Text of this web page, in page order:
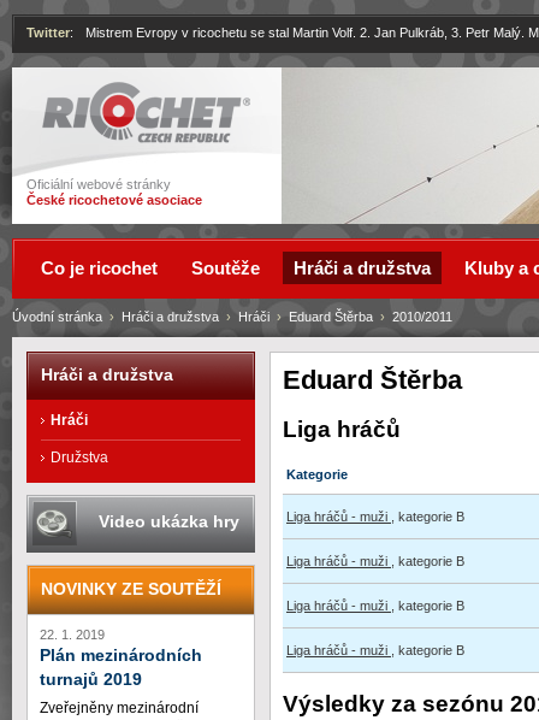
Ricochet
Oficiální webové stránky
České ricochetové asociace
Twitter: Mistrem Evropy v ricochetu se stal Martin Volf. 2. Jan Pulkráb, 3. Petr Malý.
Eduard Štěrba
Liga hráčů
Kategorie
Liga hráčů - muži , kategorie B
Liga hráčů - muži , kategorie B
Liga hráčů - muži , kategorie B
Liga hráčů - muži , kategorie B
Výsledky za sezónu
Úvodní stránka › Hráči a družstva › Hráči › Eduard Štěrba › 2010/2011
Co je ricochet Soutěže Hráči a družstva Kluby a
Hráči a družstva
Hráči
Družstva
Video ukázka hry
NOVINKY ZE SOUTĚŽÍ
22. 1. 2019
Plán mezinárodních
turnajů 2019
Zveřejněny mezinárodní